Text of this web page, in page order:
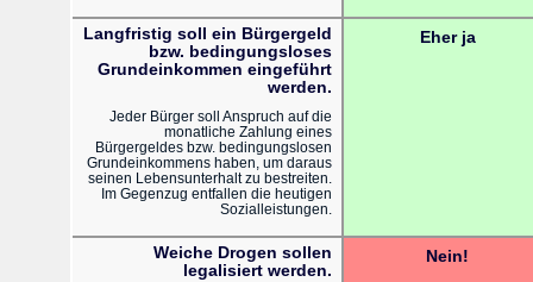
Langfristig soll ein Bürgergeld
bzw. bedingungsloses
Grundeinkommen eingeführt
werden.
Jeder Bürger soll Anspruch auf die
monatliche Zahlung eines
Bürgergeldes bzw. bedingungslosen
Grundeinkommens haben, um daraus
seinen Lebensunterhalt zu bestreiten.
Im Gegenzug entfallen die heutigen
Sozialleistungen.
Eher ja
Weiche Drogen sollen
legalisiert werden.
Nein!